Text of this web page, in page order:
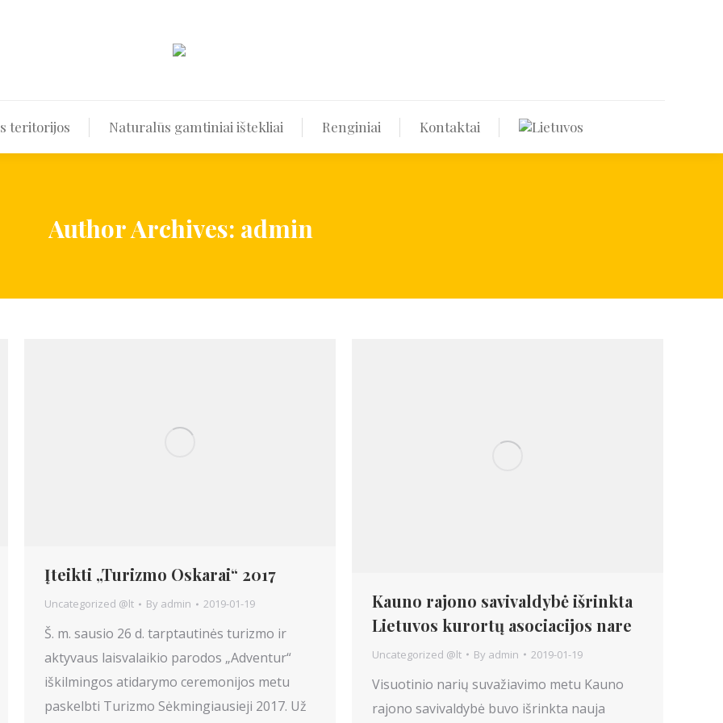
teritorijos Naturalūs gamtiniai ištekliai Renginiai Kontaktai
Author Archives: admin
Įteikti „Turizmo Oskarai“ 2017
Uncategorized @lt By admin 2019-01-19
Š. m. sausio 26 d. tarptautinės turizmo ir
aktyvaus laisvalaikio parodos „Adventur“
iškilmingos atidarymo ceremonijos metu
paskelbti Turizmo Sėkmingiausieji 2017. Už
Kauno rajono savivaldybė išrinkta
Lietuvos kurortų asociacijos nare
Uncategorized @lt By admin 2019-01-19
Visuotinio narių suvažiavimo metu Kauno
rajono savivaldybė buvo išrinkta nauja